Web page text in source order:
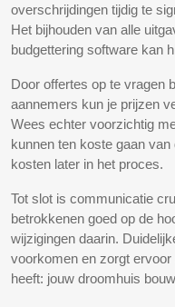
overschrijdingen tijdig te
Het bijhouden van alle
budgettering software kan
Door offertes op te vragen
aannemers kun je prijzen
Wees echter voorzichtig
kunnen ten koste gaan
kosten later in het proces.
Tot slot is communicatie
betrokkenen goed op de
wijzigingen daarin.
voorkomen en zorgt
heeft: jouw droomhuis